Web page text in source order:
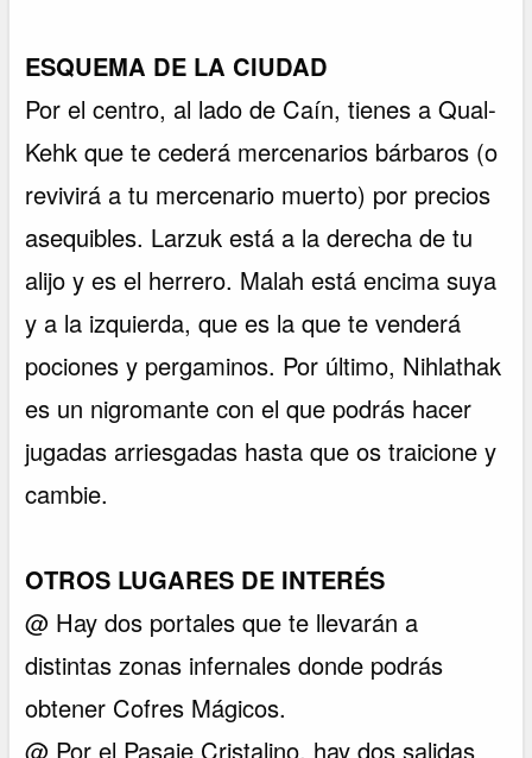
ESQUEMA DE LA CIUDAD
Por el centro, al lado de Caín, tienes a Qual-
Kehk que te cederá mercenarios bárbaros (o
revivirá a tu mercenario muerto) por precios
asequibles. Larzuk está a la derecha de tu
alijo y es el herrero. Malah está encima suya
y a la izquierda, que es la que te venderá
pociones y pergaminos. Por último, Nihlathak
es un nigromante con el que podrás hacer
jugadas arriesgadas hasta que os traicione y
cambie.
OTROS LUGARES DE INTERÉS
@ Hay dos portales que te llevarán a
distintas zonas infernales donde podrás
obtener Cofres Mágicos.
@ Por el Pasaje Cristalino, hay dos salidas